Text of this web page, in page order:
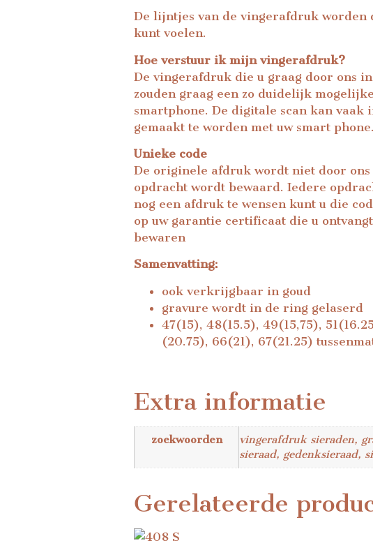
De lijntjes van de vingerafdruk
kunt voelen.
Hoe verstuur ik mijn vingerafdruk?
De vingerafdruk die u graag door ons
zouden graag een zo duidelijk
smartphone. De digitale scan kan
gemaakt te worden met uw smart phone.
Unieke code
De originele afdruk wordt niet door
opdracht wordt bewaard. Iedere
nog een afdruk te wensen kunt u die
op uw garantie certificaat die u
bewaren
Samenvatting:
ook verkrijgbaar in goud
gravure wordt in de ring gelaserd
47(15), 48(15.5), 49(15,75),
(20.75), 66(21), 67(21.25)
Extra informatie
zoekwoorden
vingerafdruk sieraden,
sieraad, gedenksieraad,
Gerelateerde